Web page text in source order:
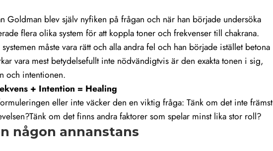
Goldman blev själv nyfiken på frågan och när han började undersöka
flera olika system för att koppla toner och frekvenser till chakrana.
måste vara rätt och alla andra fel och han började istället betona
vara mest betydelsefullt inte nödvändigtvis är den exakta tonen i sig,
och intentionen.
+ Intention = Healing
eller inte väcker den en viktig fråga: Tänk om det inte främst
om det finns andra faktorer som spelar minst lika stor roll?
någon annanstans